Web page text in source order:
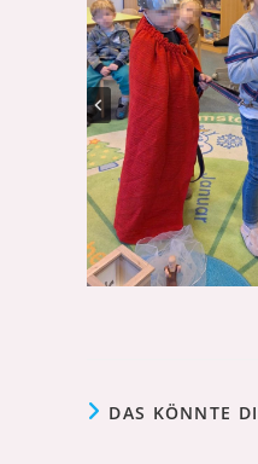
DAS KÖNNTE